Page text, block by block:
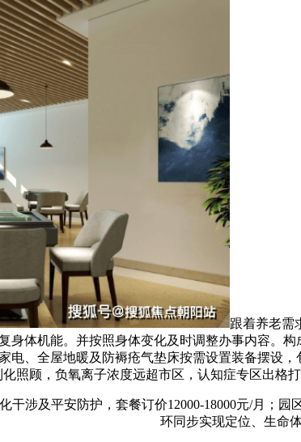
跟着养老需
身体机能。并按照身体变化及时调整办事内容。
电、全屋地暖及防褥疮气垫床按需设置装备摆设
照顾，负氧离子浓度远超市区，认知症专区出格
及平安防护，套餐订价12000-18000元/月；园
环同步实现定位、生命